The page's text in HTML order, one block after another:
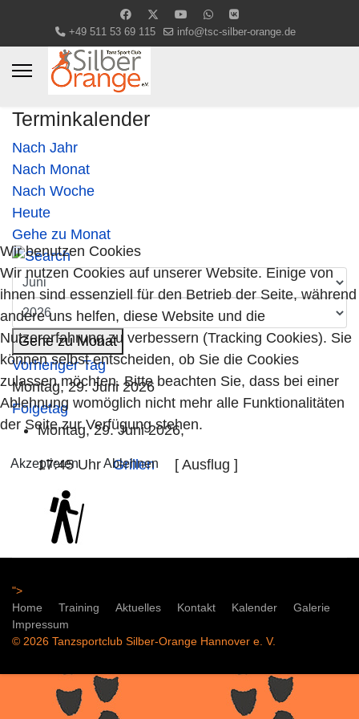
+49 511 53 69 115 info@tsc-silber-orange.de
Terminkalender
Nach Jahr
Nach Monat
Nach Woche
Heute
Gehe zu Monat
Gehe zu Monat
Vorheriger Tag
Montag, 29. Juni 2026
Folgetag
Montag, 29. Juni 2026,
17:45 UhrGrillen [ Ausflug ]
">
Home
Training Aktuelles Kontakt Kalender
Galerie
Impressum
© 2026 Tanzsportclub Silber-Orange Hannover e. V.
Wir benutzen Cookies
Wir nutzen Cookies auf unserer Website. Einige von
ihnen sind essenziell für den Betrieb der Seite, während
andere uns helfen, diese Website und die
Nutzererfahrung zu verbessern (Tracking Cookies). Sie
können selbst entscheiden, ob Sie die Cookies
zulassen möchten. Bitte beachten Sie, dass bei einer
Ablehnung womöglich nicht mehr alle Funktionalitäten
der Seite zur Verfügung stehen.
Akzeptieren Ablehnen